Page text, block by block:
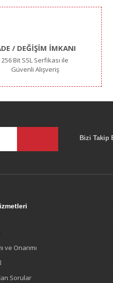
/ DEĞİŞİM İMKANI
256 Bit SSL Serfikası ile
Güvenli Alışveriş
Bizi Takip
ve Onarımı
Sorular